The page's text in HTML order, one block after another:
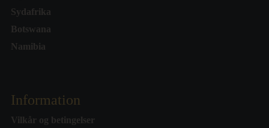
Sydafrika
Botswana
Namibia
Information
Vilkår og betingelser